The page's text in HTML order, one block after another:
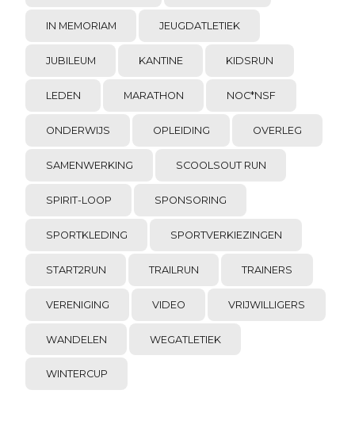
IN MEMORIAM JEUGDATLETIEK
JUBILEUM KANTINE KIDSRUN
LEDEN MARATHON NOC*NSF
ONDERWIJS OPLEIDING OVERLEG
SAMENWERKING SCOOLSOUT RUN
SPIRIT-LOOP SPONSORING
SPORTKLEDING SPORTVERKIEZINGEN
START2RUN TRAILRUN TRAINERS
VERENIGING VIDEO VRIJWILLIGERS
WANDELEN WEGATLETIEK
WINTERCUP